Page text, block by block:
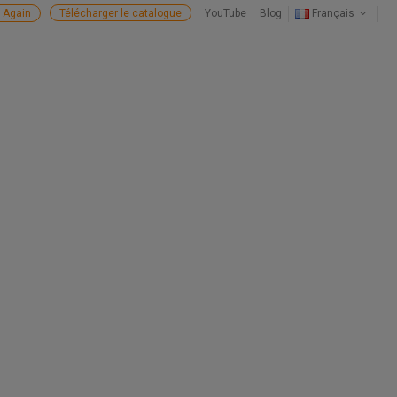
Français
Blog
YouTube
Télécharger le catalogue
Again